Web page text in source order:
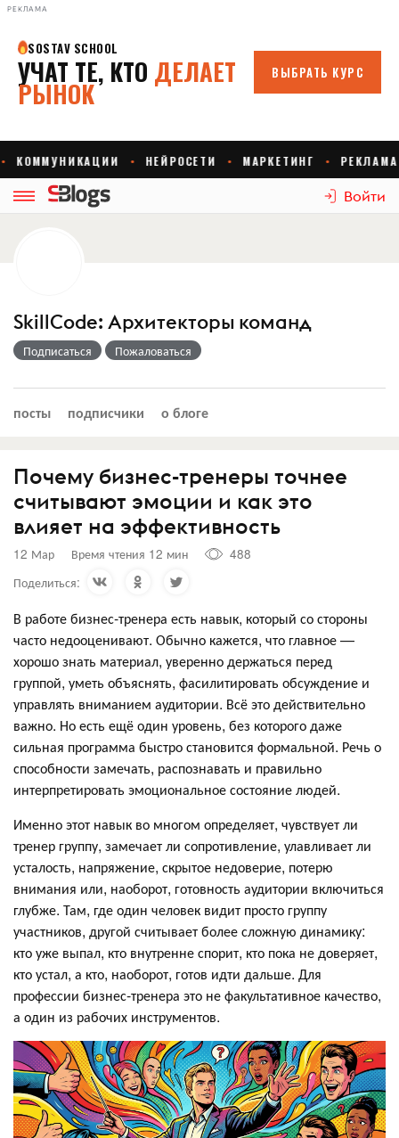
РЕКЛАМА
Войти
SkillCode: Архитекторы команд
Подписаться Пожаловаться
посты подписчики о блоге
Почему бизнес-тренеры точнее
считывают эмоции и как это
влияет на эффективность
12 Мар Время чтения 12 мин
488
Поделиться:
В работе бизнес-тренера есть навык, который со стороны
часто недооценивают. Обычно кажется, что главное —
хорошо знать материал, уверенно держаться перед
группой, уметь объяснять, фасилитировать обсуждение и
управлять вниманием аудитории. Всё это действительно
важно. Но есть ещё один уровень, без которого даже
сильная программа быстро становится формальной. Речь о
способности замечать, распознавать и правильно
интерпретировать эмоциональное состояние людей.
Именно этот навык во многом определяет, чувствует ли
тренер группу, замечает ли сопротивление, улавливает ли
усталость, напряжение, скрытое недоверие, потерю
внимания или, наоборот, готовность аудитории включиться
глубже. Там, где один человек видит просто группу
участников, другой считывает более сложную динамику:
кто уже выпал, кто внутренне спорит, кто пока не доверяет,
кто устал, а кто, наоборот, готов идти дальше. Для
профессии бизнес-тренера это не факультативное качество,
а один из рабочих инструментов.